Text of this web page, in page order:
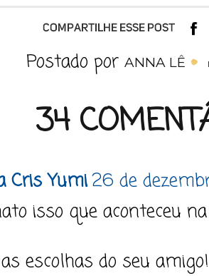
Postado por ANNA LÊ
34
Cris Yumi26 de
isso que aconteceu na
escolhas do seu